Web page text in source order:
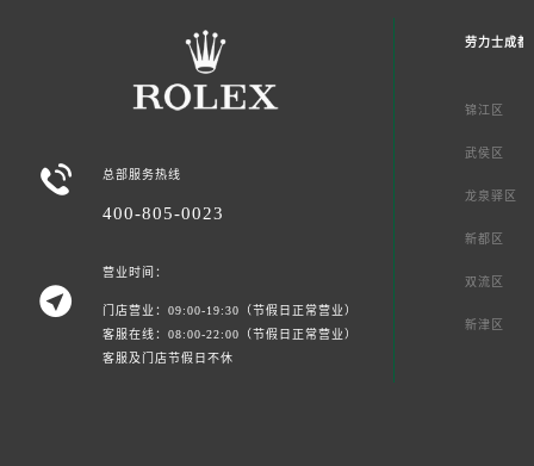
 总部服务热线
400-805-0023

营业时间：
门店营业：09:00-19:30（节假日正常营业）
客服在线：08:00-22:00（节假日正常营业）
客服及门店节假日不休
劳力士成都
锦江区
武侯区
龙泉驿区
新都区
双流区
新津区